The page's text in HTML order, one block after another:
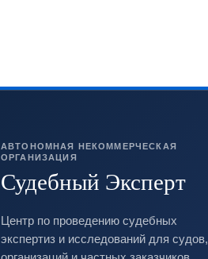
АВТОНОМНАЯ НЕКОММЕРЧЕСКАЯ
ОРГАНИЗАЦИЯ
Судебный Эксперт
Центр по проведению судебных
экспертиз и исследований для судов,